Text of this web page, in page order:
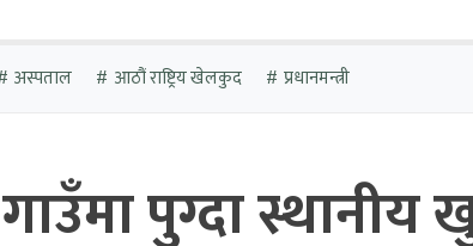
अस्पताल आठौं राष्ट्रिय खेलकुद प्रधानमन्त्री
पुग्दा स्थानीय